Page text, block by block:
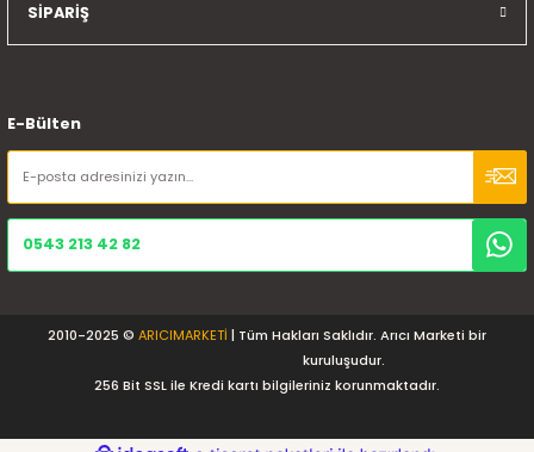
SİPARİŞ
E-Bülten
0543 213 42 82
2010-2025 © ARICIMARKETİ | Tüm Hakları Saklıdır. Arıcı Marketi bir
kuruluşudur.
256 Bit SSL ile Kredi kartı bilgileriniz korunmaktadır.